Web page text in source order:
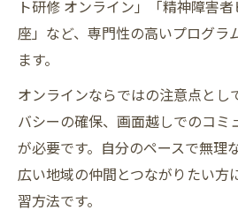
ト研修 オンライン」「精神障害
座」など、専門性の高いプログラ
ます。
オンラインならではの注意点とし
バシーの確保、画面越しでのコミ
が必要です。自分のペースで無理
広い地域の仲間とつながりたい方
習方法です。